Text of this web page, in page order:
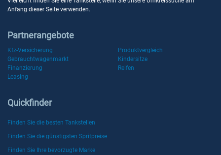
Anfang dieser Seite verwenden.
Partnerangebote
Kfz-Versicherung
Produktvergleich
Gebrauchtwagenmarkt
Kindersitze
Finanzierung
Reifen
Leasing
Quickfinder
Finden Sie die besten Tankstellen
Finden Sie die günstigsten Spritpreise
Finden Sie Ihre bevorzugte Marke